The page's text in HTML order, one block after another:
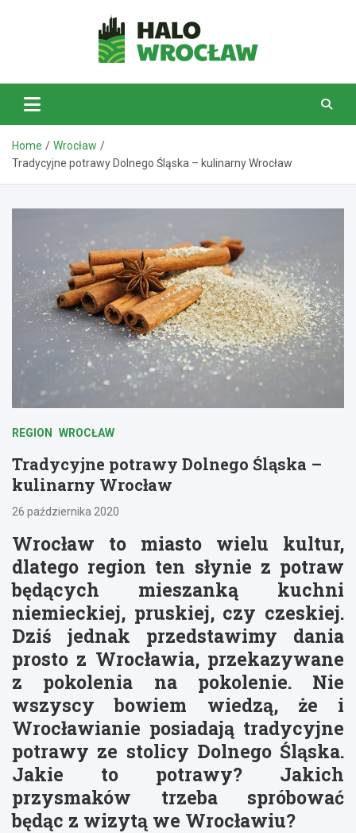
HaloWrocław.pl
Home
Wrocław
Tradycyjne potrawy Dolnego Śląska – kulinarny Wrocław
REGION WROCŁAW
Tradycyjne potrawy Dolnego Śląska –
kulinarny Wrocław
26 października 2020
Wrocław to miasto wielu kultur,
dlatego region ten słynie z potraw
będących mieszanką kuchni
niemieckiej, pruskiej, czy czeskiej.
Dziś jednak przedstawimy dania
prosto z Wrocławia, przekazywane
z pokolenia na pokolenie. Nie
wszyscy bowiem wiedzą, że i
Wrocławianie posiadają tradycyjne
potrawy ze stolicy Dolnego Śląska.
Jakie to potrawy? Jakich
przysmaków trzeba spróbować
będąc z wizytą we Wrocławiu?